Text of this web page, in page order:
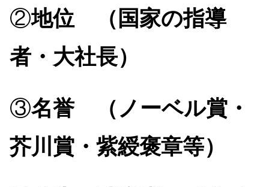
②地位 （国家の指導
者・大社長）
③名誉 （ノーベル賞・
芥川賞・紫綬褒章等）